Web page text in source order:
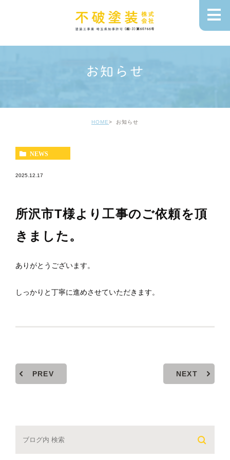
お知らせ
HOME お知らせ
NEWS
2025.12.17
所沢市T様より工事のご依頼を頂
きました。
ありがとうございます。
しっかりと丁寧に進めさせていただきます。
PREV NEXT